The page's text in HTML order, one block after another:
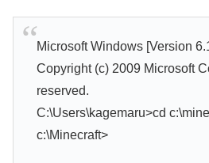
Microsoft Windows [Version
Copyright (c) 2009 Microsoft
reserved.
C:\Users\kagemaru>cd
c:\Minecraft>